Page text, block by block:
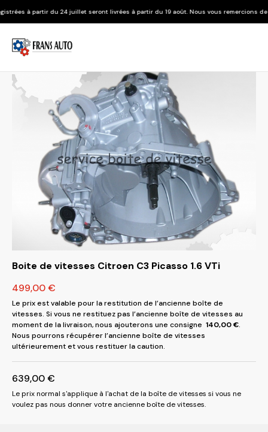
juillet seront livrées à partir du 19 août. Nous vous remercions de votre
Boite de vitesses Citroen C3 Picasso 1.6 VTi
499,00€
Le prix est valable pour la restitution de l’ancienne boîte de
vitesses. Si vous ne restituez pas l’ancienne boîte de vitesses au
moment de la livraison, nous ajouterons une consigne 140,00€.
Nous pourrons récupérer l’ancienne boîte de vitesses
ultérieurement et vous restituer la caution.
639,00€
Le prix normal s'applique à l'achat de la boîte de vitesses si vous ne
voulez pas nous donner votre ancienne boîte de vitesses.